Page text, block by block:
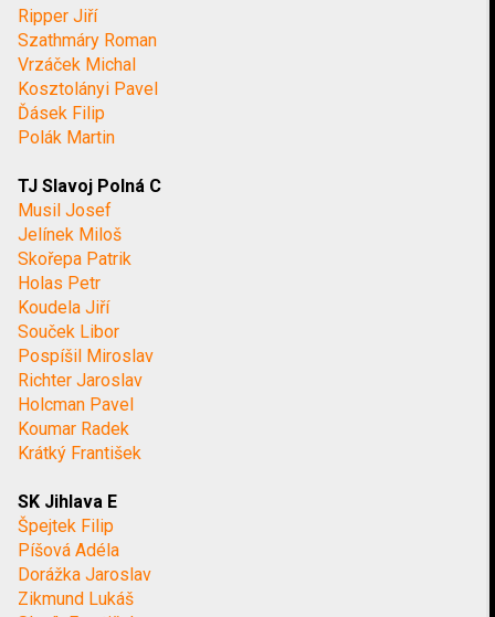
Ripper Jiří
Szathmáry Roman
Vrzáček Michal
Kosztolányi Pavel
Ďásek Filip
Polák Martin
TJ Slavoj Polná C
Musil Josef
Jelínek Miloš
Skořepa Patrik
Holas Petr
Koudela Jiří
Souček Libor
Pospíšil Miroslav
Richter Jaroslav
Holcman Pavel
Koumar Radek
Krátký František
SK Jihlava E
Špejtek Filip
Píšová Adéla
Dorážka Jaroslav
Zikmund Lukáš